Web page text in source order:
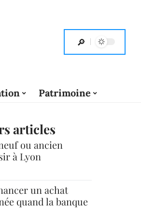
Patrimoine
articles
ou ancien
à Lyon
un achat
quand la banque